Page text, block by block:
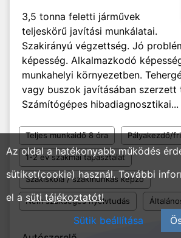
3,5 tonna feletti járművek
teljeskörű javítási munkálatai.
Szakirányú végzettség. Jó
képesség. Alkalmazkodó
munkahelyi környezetben.
vagy buszok javításában szerzett
Számítógépes hibadiagnosztikai...
Teljes munkaidő 8 óra Pályakezdő/
1-2 év szakmai tapasztalat
Szakiskola / szakmunkás képző
Nem szükséges nyelvtudás
Az oldal a hatékonyabb működés
sütiket(cookie) használ. További
el a süti tájékoztatót!
Sütik beállítása